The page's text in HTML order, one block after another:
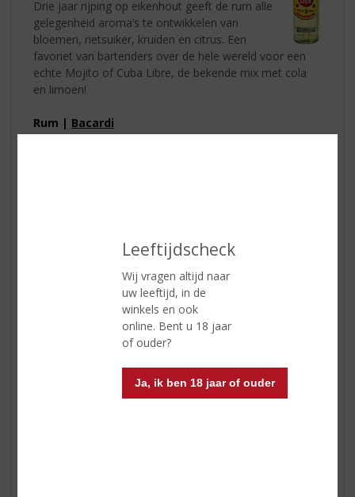
Leeftijdscheck
Wij vragen altijd naar
uw leeftijd, in de
winkels en ook
online. Bent u 18 jaar
of ouder?
Ja, ik ben 18 jaar of ouder
Drie jaar rijping op eikenhout geeft de rum alle
gelegenheid aroma’s te ontwikkelen van
bloemen, rietsuiker, kruiden en citrus. Een
favoriet van bartenders over de hele wereld voor een
echte Mojito of Cuba Libre, de bekende mix met cola
en limoen!
Rum | Bacardi